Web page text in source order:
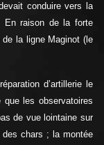
conduire vers la
En raison de la forte
la ligne Maginot (le
d’artillerie le
les observatoires
de vue lointaine sur
chars ; la montée